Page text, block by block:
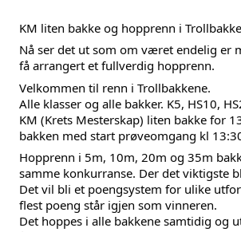
KM liten bakke og hopprenn i
Nå ser det ut som om været endelig er
få arrangert et fullverdig hopprenn.
Velkommen til renn i Trollbakkene.
Alle klasser og alle bakker. K5, HS10,
KM (Krets Mesterskap) liten bakke for
bakken med start prøveomgang kl
Hopprenn i 5m, 10m, 20m og 35m
samme konkurranse. Der det viktigste
Det vil bli et poengsystem for ulike
flest poeng står igjen som vinneren.
Det hoppes i alle bakkene samtidig og